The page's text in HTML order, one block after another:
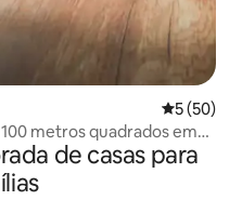
5 de uma
5 (50)
metros quadrados em
de casas para